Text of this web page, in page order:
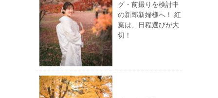
グ・前撮りを検討中
の新郎新婦様へ！ 紅
葉は、日程選びが大
切！